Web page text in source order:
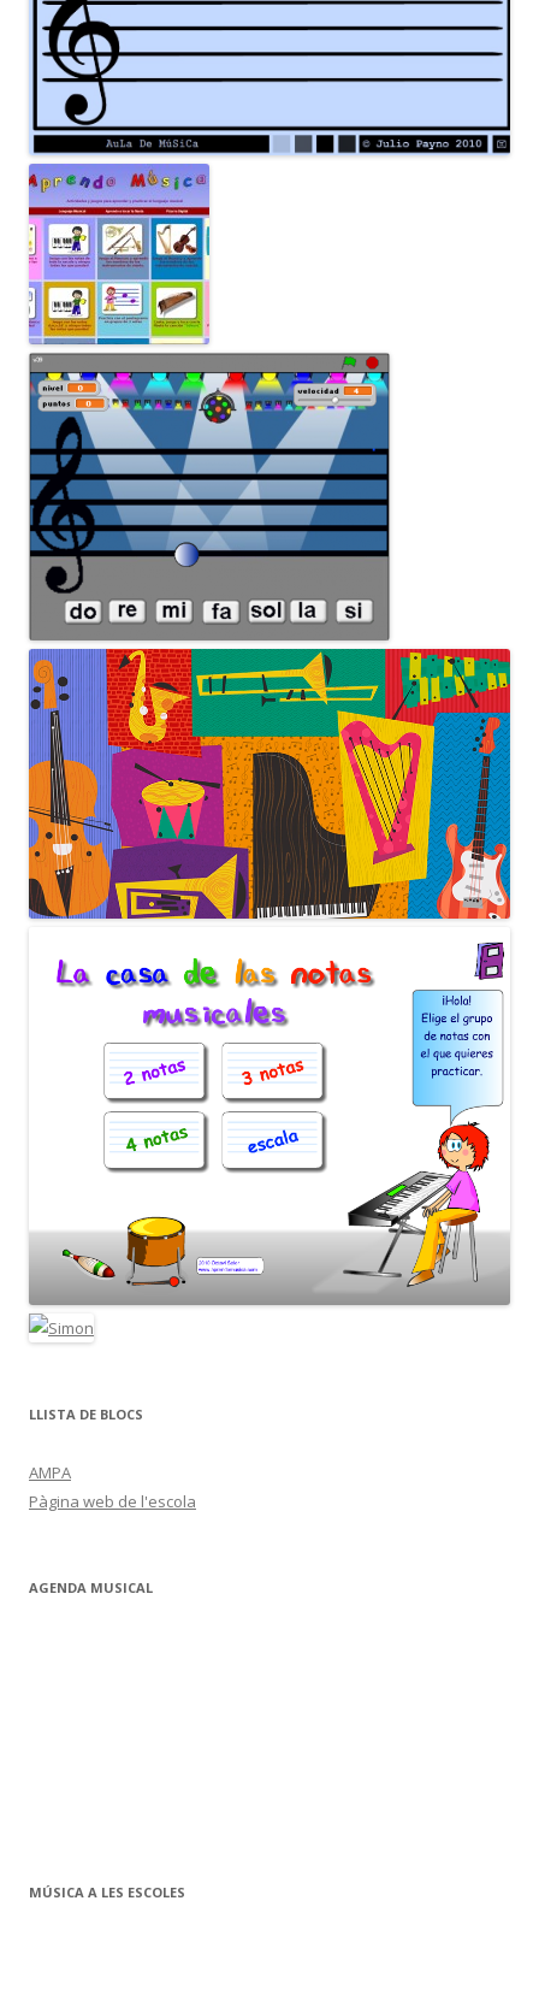
LLISTA DE BLOCS
AMPA
Pàgina web de l'escola
AGENDA MUSICAL
MÚSICA A LES ESCOLES